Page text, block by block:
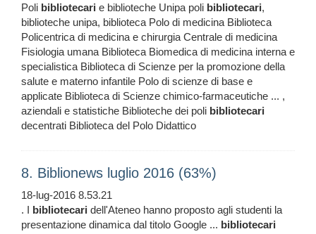
Poli bibliotecari e biblioteche Unipa poli bibliotecari,
biblioteche unipa, biblioteca Polo di medicina Biblioteca
Policentrica di medicina e chirurgia Centrale di medicina
Fisiologia umana Biblioteca Biomedica di medicina interna e
specialistica Biblioteca di Scienze per la promozione della
salute e materno infantile Polo di scienze di base e
applicate Biblioteca di Scienze chimico-farmaceutiche ... ,
aziendali e statistiche Biblioteche dei poli bibliotecari
decentrati Biblioteca del Polo Didattico
8. Biblionews luglio 2016 (63%)
18-lug-2016 8.53.21
. I bibliotecari dell'Ateneo hanno proposto agli studenti la
presentazione dinamica dal titolo Google ... bibliotecari